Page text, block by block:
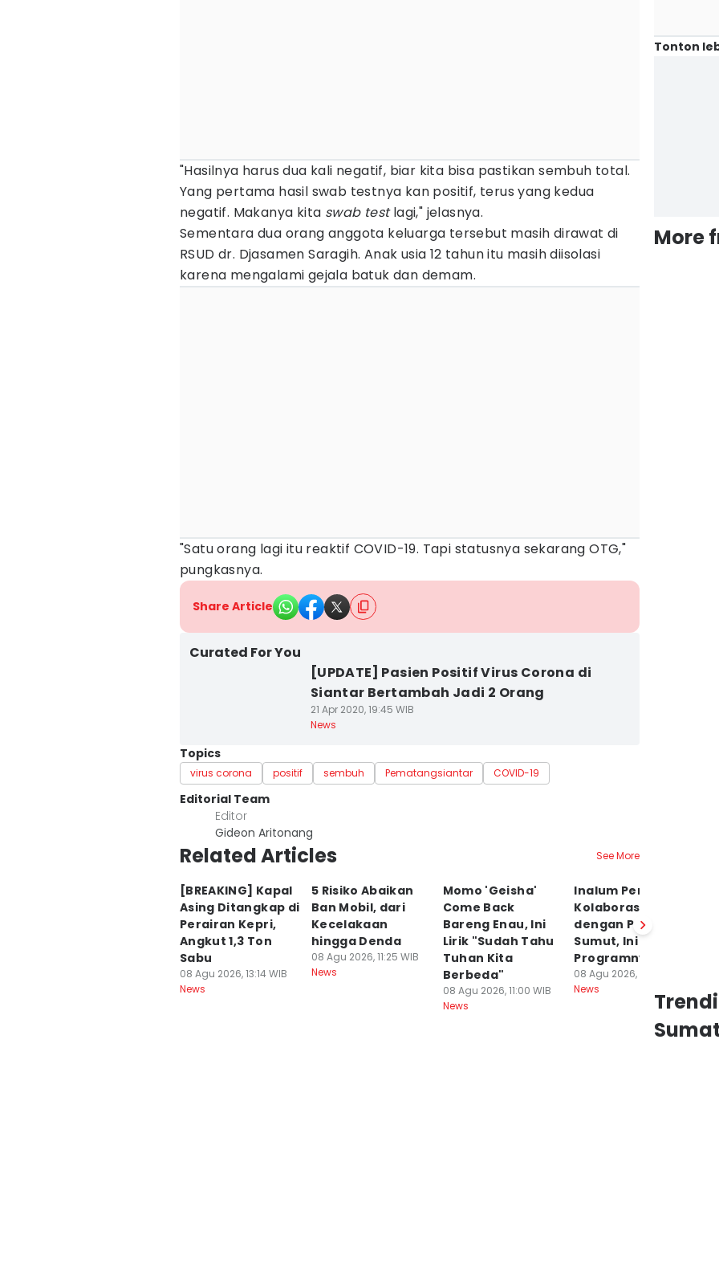
"Hasilnya harus dua kali negatif, biar kita bisa pastikan sembuh total.
Yang pertama hasil swab testnya kan positif, terus yang kedua
negatif. Makanya kita swab testlagi," jelasnya.
Sementara dua orang anggota keluarga tersebut masih dirawat di
RSUD dr. Djasamen Saragih. Anak usia 12 tahun itu masih diisolasi
karena mengalami gejala batuk dan demam.
"Satu orang lagi itu reaktif COVID-19. Tapi statusnya sekarang OTG,"
pungkasnya.
Share Article
Curated For You
[UPDATE] Pasien Positif Virus Corona di
Siantar Bertambah Jadi 2 Orang
21 Apr 2020, 19:45 WIB
News
Topics
virus corona positif sembuh Pematangsiantar COVID-19
Editorial Team
Editor
Gideon Aritonang
Related Articles See More
[BREAKING] Kapal
Asing Ditangkap di
Perairan Kepri,
Angkut 1,3 Ton
Sabu
08 Agu 2026, 13:14 WIB
News
5 Risiko Abaikan
Ban Mobil, dari
Kecelakaan
hingga Denda
08 Agu 2026, 11:25 WIB
News
Momo 'Geisha'
Come Back
Bareng Enau, Ini
Lirik "Sudah Tahu
Tuhan Kita
Berbeda"
08 Agu 2026, 11:00 WIB
News
Inalum Perkuat
Kolaborasi
dengan Pemprov
Sumut, Ini
Programnya
08 Agu 2026, 08:21 WIB
News
Tonton
More